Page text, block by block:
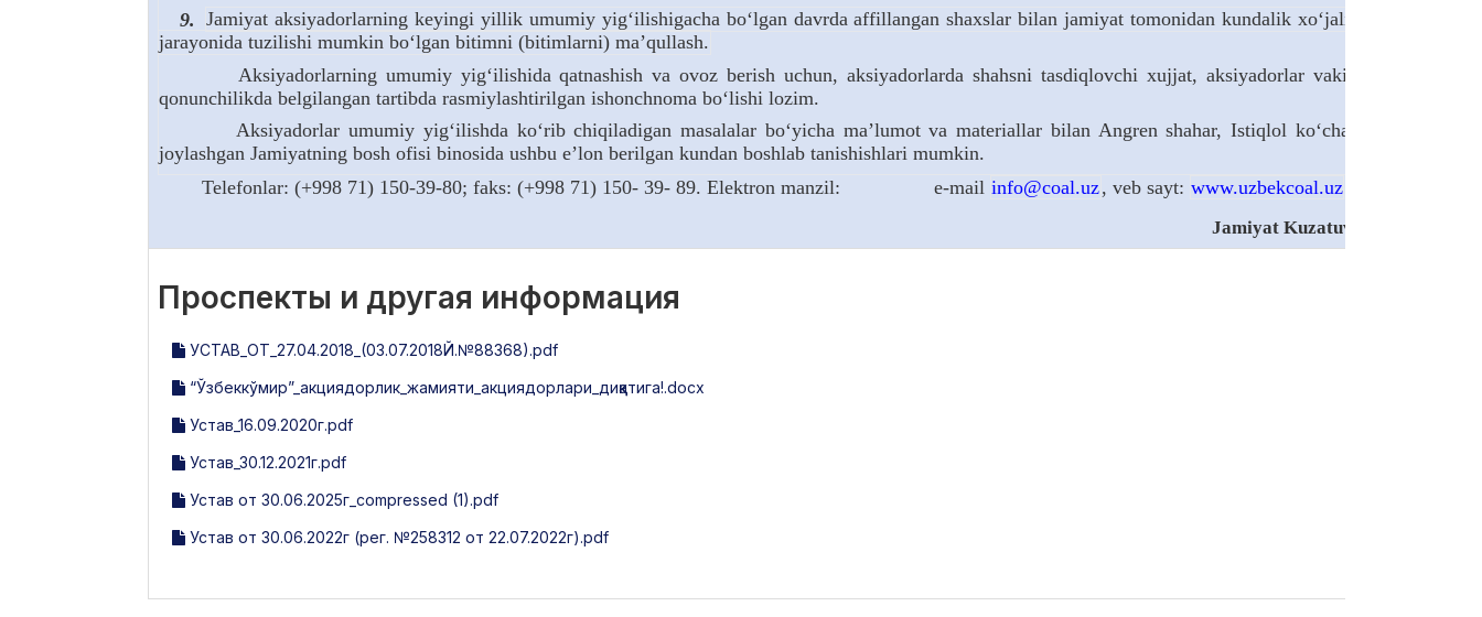
9.
Jamiyat aksiyadorlarning keyingi yillik umumiy yig‘ilishigacha bo‘lgan davrda affillangan shaxslar bilan jamiyat tomonidan kundalik xo‘jalik faoliyati
jarayonida tuzilishi mumkin bo‘lgan bitimni (bitimlarni) ma’qullash.
Aksiyadorlarning umumiy yig‘ilishida qatnashish va ovoz berish uchun, aksiyadorlarda shahsni tasdiqlovchi xujjat, aksiyadorlar vakillarida esa
qonunchilikda belgilangan tartibda rasmiylashtirilgan ishonchnoma bo‘lishi lozim.
Aksiyadorlar umumiy yig‘ilishda ko‘rib chiqiladigan masalalar bo‘yicha ma’lumot va materiallar bilan Angren shahar, Istiqlol ko‘chasi, 1-uyda
joylashgan Jamiyatning bosh ofisi binosida ushbu e’lon berilgan kundan boshlab tanishishlari mumkin.
Telefonlar: (+998 71) 150-39-80; faks: (+998 71) 150- 39- 89. Elektron manzil: e-mail info@coal.uz, veb sayt: www.uzbekcoal.uz
Jamiyat Kuzatuv kengashi.
Проспекты и другая информация
УСТАВ_ОТ_27.04.2018_(03.07.2018Й.№88368).pdf
“Ўзбеккўмир”_акциядорлик_жамияти_акциядорлари_диққатига!.docx
Устав_16.09.2020г.pdf
Устав_30.12.2021г.pdf
Устав от 30.06.2025г_compressed (1).pdf
Устав от 30.06.2022г (рег. №258312 от 22.07.2022г).pdf